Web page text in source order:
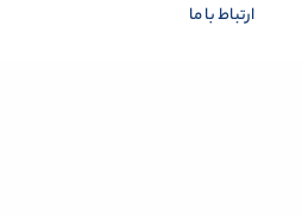
ارتباط با ما